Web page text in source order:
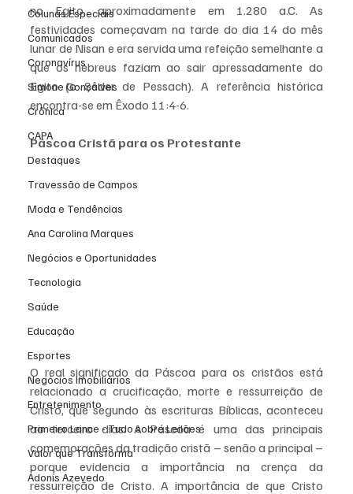
Colunas Especiais
Comunicados
Coronavírus
Simone Gonçalves
Crônica
CAPA
Destaques
Travessão de Campos
Moda e Tendências
Ana Carolina Marques
Negócios e Oportunidades
Tecnologia
Saúde
Educação
Esportes
Negócios Imobiliários
Entretenimento
Primeiro Lance - Tudo sobre Leilões
Valor que Transforma
Adonis Azevedo
no Egito, aproximadamente em 1.280 a.C. As
festividades começavam na tarde do dia 14 do mês
lunar de Nisan e era servida uma refeição semelhante a
que os hebreus faziam ao sair apressadamente do
Egito (o Sêder de Pessach). A referência histórica
encontra-se em Êxodo 11:4-6.
Páscoa Cristã para os Protestante
O real significado da Páscoa para os cristãos está
relacionado a crucificação, morte e ressurreição de
Cristo, que segundo às escrituras Bíblicas, aconteceu
ao terceiro dias. A Páscoa é uma das principais
comemorações da tradição cristã – senão a principal –
porque evidencia a importância na crença da
ressurreição de Cristo. A importância de que Cristo